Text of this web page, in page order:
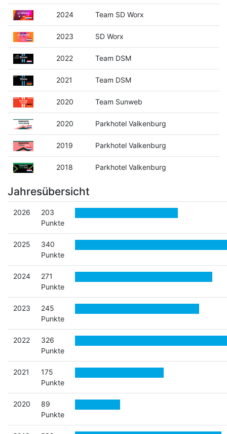
2024 Team SD Worx
2023 SD Worx
2022 Team DSM
2021 Team DSM
2020 Team Sunweb
2020 Parkhotel Valkenburg
2019 Parkhotel Valkenburg
2018 Parkhotel Valkenburg
Jahresübersicht
2026
203
Punkte
2025
340
Punkte
2024
271
Punkte
2023
245
Punkte
2022
326
Punkte
2021
175
Punkte
2020
89
Punkte